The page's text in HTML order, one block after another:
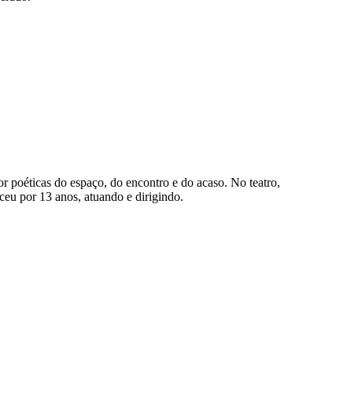
do espaço, do encontro e do acaso. No teatro,
por 13 anos, atuando e dirigindo.